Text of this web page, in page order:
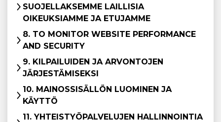
SUOJELLAKSEMME LAILLISIA
OIKEUKSIAMME JA ETUJAMME
8. TO MONITOR WEBSITE PERFORMANCE
AND SECURITY
9. KILPAILUIDEN JA ARVONTOJEN
JÄRJESTÄMISEKSI
10. MAINOSSISÄLLÖN LUOMINEN JA
KÄYTTÖ
11. YHTEISTYÖPALVELUJEN HALLINNOINTIA